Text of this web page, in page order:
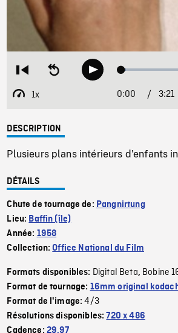
Restart
beginning
Seek
backwardPlay Loaded:
1x
Playback
Current
0:00 / 3:21
DESCRIPTION
Plusieurs plans intérieurs d'enfants
DÉTAILS
Chute de tournage de: Pangnirtung
Lieu: Baffin (île)
Année: 1958
Collection:Office National du Film
Formats disponibles: Digital Beta, Bobine
Format de tournage: 16mm original
Format de l'image:4/3
Résolutions disponibles:720 x 486
Cadence: 29.97